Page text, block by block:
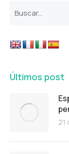
Últimos post
21